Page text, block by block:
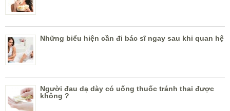
Những biểu hiện cần đi bác sĩ ngay sau khi quan hệ
Người đau dạ dày có uống thuốc tránh thai được
không ?